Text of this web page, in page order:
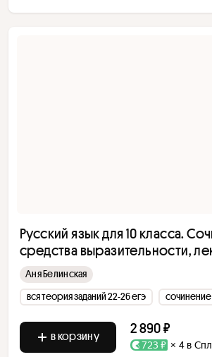
Русский язык для 10 класса.
средства выразительности,
Аня Белинская
вся теория заданий 22-26 егэ
в корзину 2 890 ₽
723 ₽ × 4 в